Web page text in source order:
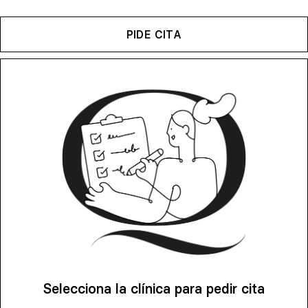
PIDE CITA
Selecciona la clínica para pedir cita